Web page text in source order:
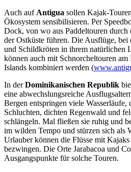
Auch auf Antigua sollen Kajak-
Ökosystem sensibilisieren. Per
Dock, von wo aus Paddeltouren durch
der Ostküste führen. Die Ausflüge, bei
und Schildkröten in ihrem natürlichen
können auch mit Schnorcheltouren
Islands kombiniert werden (
In derDominikanischen Republik
eine abwechslungsreiche
Bergen entspringen viele Wasserläufe,
Schluchten, dichten Regenwald und
schlängeln. Mal fließen sie ruhig und
im wilden Tempo und stürzen sich als
Urlauber können die Flüsse mit
bezwingen. Die Orte Jarabacoa und
Ausgangspunkte für solche Touren.